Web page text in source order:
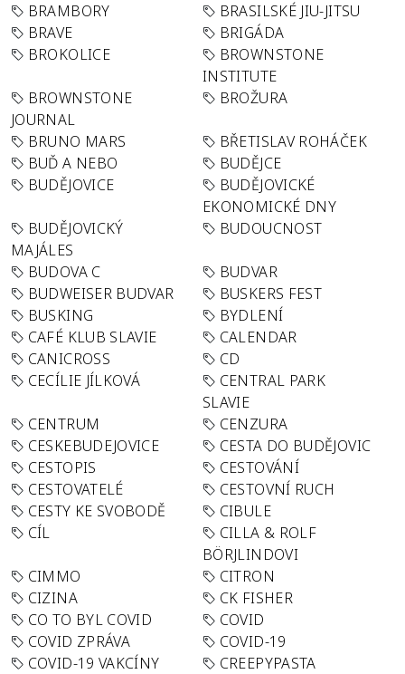
BRAMBORY
BRASILSKÉ JIU-JITSU
BRAVE
BRIGÁDA
BROKOLICE
BROWNSTONE
INSTITUTE
BROWNSTONE
JOURNAL
BROŽURA
BRUNO MARS
BŘETISLAV ROHÁČEK
BUĎ A NEBO
BUDĚJCE
BUDĚJOVICE
BUDĚJOVICKÉ
EKONOMICKÉ DNY
BUDĚJOVICKÝ
MAJÁLES
BUDOUCNOST
BUDOVA C
BUDVAR
BUDWEISER BUDVAR
BUSKERS FEST
BUSKING
BYDLENÍ
CAFÉ KLUB SLAVIE
CALENDAR
CANICROSS
CD
CECÍLIE JÍLKOVÁ
CENTRAL PARK
SLAVIE
CENTRUM
CENZURA
CESKEBUDEJOVICE
CESTA DO BUDĚJOVIC
CESTOPIS
CESTOVÁNÍ
CESTOVATELÉ
CESTOVNÍ RUCH
CESTY KE SVOBODĚ
CIBULE
CÍL
CILLA & ROLF
BÖRJLINDOVI
CIMMO
CITRON
CIZINA
CK FISHER
CO TO BYL COVID
COVID
COVID ZPRÁVA
COVID-19
COVID-19 VAKCÍNY
CREEPYPASTA